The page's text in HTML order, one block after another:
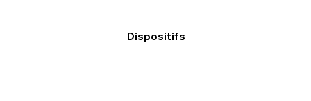
Dispositifs